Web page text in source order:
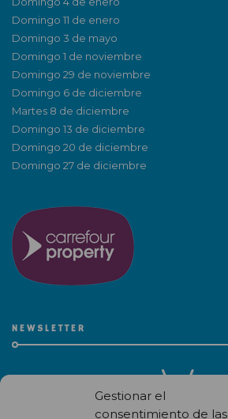
Gestionar el
consentimiento de las
Domingo 11 de enero
Domingo 3 de mayo
Domingo 1 de noviembre
Domingo 29 de noviembre
Domingo 6 de diciembre
Martes 8 de diciembre
Domingo 13 de diciembre
Domingo 20 de diciembre
Domingo 27 de diciembre
NEWSLETTER